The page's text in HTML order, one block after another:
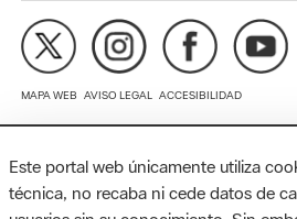
MAPA WEB AVISO LEGAL ACCESIBILIDAD
Diputación de Barcelona. Edifici Llacuna,
08005 Barcelona. Tel. 934 022 428 /
Este portal web únicamente utiliza
técnica, no recaba ni cede datos de